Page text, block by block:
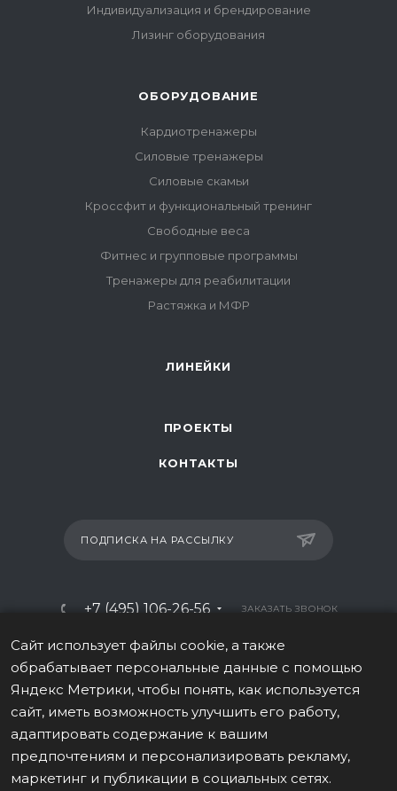
Индивидуализация и брендирование
Лизинг оборудования
ОБОРУДОВАНИЕ
Кардиотренажеры
Силовые тренажеры
Силовые скамьи
Кроссфит и функциональный тренинг
Свободные веса
Фитнес и групповые программы
Тренажеры для реабилитации
Растяжка и МФР
ЛИНЕЙКИ
ПРОЕКТЫ
КОНТАКТЫ
ПОДПИСКА НА РАССЫЛКУ
+7 (495) 106-26-56 ЗАКАЗАТЬ ЗВОНОК
info@italy-sport.ru
Москва, ул. Мосфильмовская 42с1
Сайт использует файлы cookie, а также
обрабатывает персональные данные с помощью
Яндекс Метрики, чтобы понять, как используется
сайт, иметь возможность улучшить его работу,
адаптировать содержание к вашим
предпочтениям и персонализировать рекламу,
маркетинг и публикации в социальных сетях.